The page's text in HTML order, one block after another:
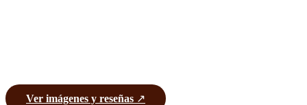
Ver imágenes y reseñas ↗